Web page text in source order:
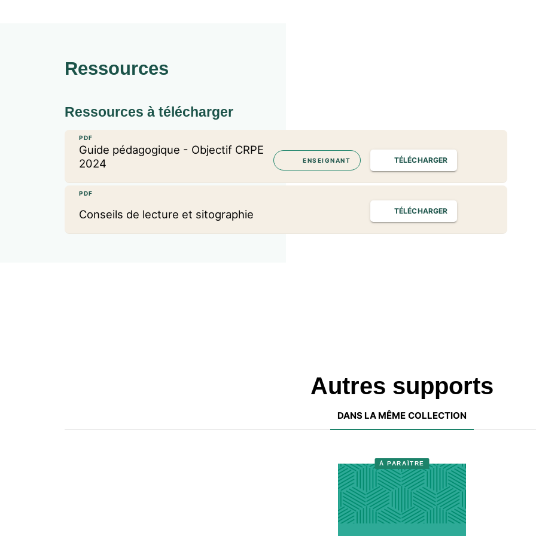
Ressources
Ressources à télécharger
PDF
Guide pédagogique - Objectif CRPE
2024
ENSEIGNANT TÉLÉCHARGER
PDF
Conseils de lecture et sitographie TÉLÉCHARGER
Autres supports
DANS LA MÊME COLLECTION
À PARAÎTRE